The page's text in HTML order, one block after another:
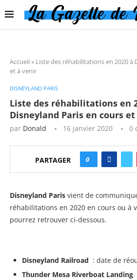
Accueil » Liste des réhabilitations en 2020 à
et à venir
DISNEYLAND PARIS
Liste des réhabilitations en
Disneyland Paris en cours
par Donald 16 janvier 2020 0
PARTAGER 0
Disneyland Paris vient de
réhabilitations en 2020 en cours ou à
pourrez retrouver ci-dessous.
Disneyland Railroad : date de
Thunder Mesa Riverboat Landing